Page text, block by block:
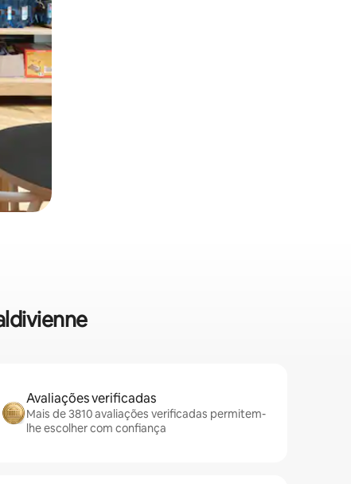
Avaliações verificadas
Mais de 3810 avaliações verificadas permitem-
lhe escolher com confiança